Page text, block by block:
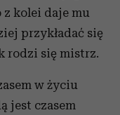
z kolei daje mu
przykładać się
rodzi się mistrz.
w życiu
jest czasem